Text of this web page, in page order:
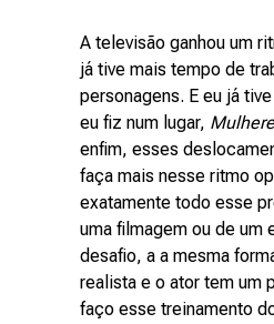
A televisão ganhou um
já tive mais tempo de
personagens. E eu já
eu fiz num lugar,
enfim, esses
faça mais nesse ritmo
exatamente todo esse
uma filmagem ou de um
desafio, a a mesma
realista e o ator tem um
faço esse treinamento